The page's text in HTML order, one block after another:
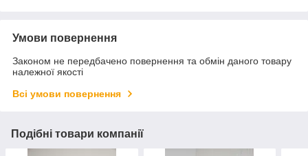
Умови повернення
Законом не передбачено повернення та обмін даного товару
належної якості
Всі умови повернення
Подібні товари компанії